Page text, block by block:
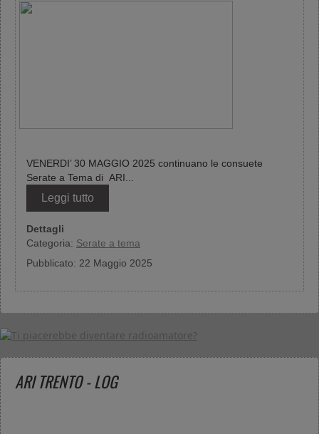
VENERDI’ 30 MAGGIO 2025 continuano le consuete
Serate a Tema di ARI...
Leggi tutto
Dettagli
Categoria: Serate a tema
Pubblicato: 22 Maggio 2025
ARI TRENTO - LOG